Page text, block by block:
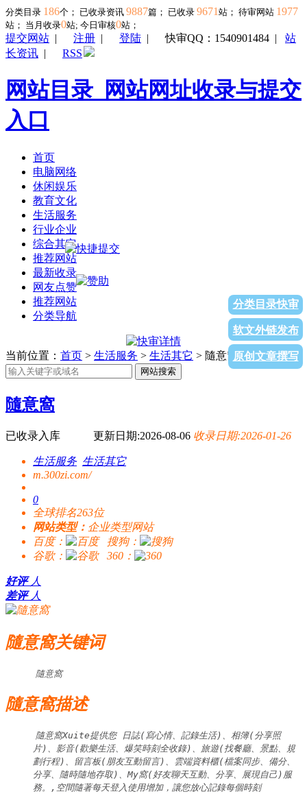
分类目录 186个； 已收录资讯 9887篇； 已收录 9671 站； 待审网站 1977
站； 当月收录0站; 今日审核0站；
提交网站 | 注册 | 登陆 |快审QQ：1540901484 | 站
长资讯 | RSS
网站目录_网站网址收录与提交
入口
首页
电脑网络
休闲娱乐
教育文化
生活服务
行业企业
综合其它
推荐网站
最新收录
网友点赞
推荐网站
分类导航
分类目录快审
软文外链发布
原创文章撰写
当前位置： 首页 > 生活服务 > 生活其它 > 隨意窩
网站搜索
隨意窩
已收录入库 更新日期:2026-08-06 收录日期:2026-01-26
生活服务 生活其它
m.300zi.com/
0
全球排名263位
网站类型： 企业类型网站
百度：
搜狗：
谷歌：
360：
好评 人
差评 人
隨意窩关键词
隨意窩
隨意窩描述
隨意窩Xuite提供您 日誌(寫心情、記錄生活)、相簿(分享照
片)、影音(歡樂生活、爆笑時刻全收錄)、旅遊(找餐廳、景點、規
劃行程)、留言板(朋友互動留言)、雲端資料櫃(檔案同步、備分、
分享、隨時隨地存取)、My窩(好友聊天互動、分享、展現自己)服
務。,空間隨著每天登入使用增加，讓您放心記錄每個時刻